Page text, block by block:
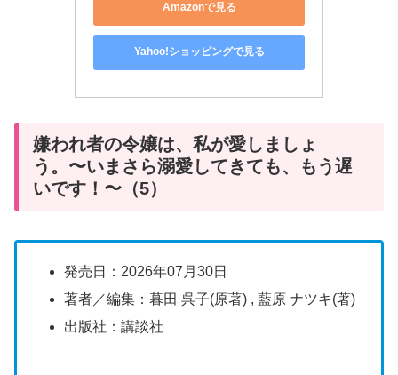
Amazonで見る
Yahoo!ショッピングで見る
嫌われ者の令嬢は、私が愛しましょ
う。〜いまさら溺愛してきても、もう遅
いです！〜（5）
発売日：2026年07月30日
著者／編集：暮田 呉子(原著) , 藍原 ナツキ(著)
出版社：講談社